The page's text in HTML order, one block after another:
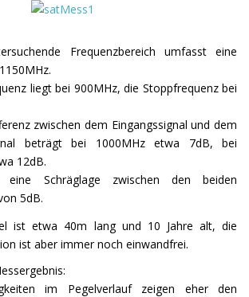
Frequenzbereich umfasst eine
liegt bei 900MHz, die Stoppfrequenz bei
zwischen dem Eingangssignal und dem
beträgt bei 1000MHz etwa 7dB, bei
12dB.
Schräglage zwischen den beiden
5dB.
ist etwa 40m lang und 10 Jahre alt, die
ist aber immer noch einwandfrei.
im Pegelverlauf zeigen eher den